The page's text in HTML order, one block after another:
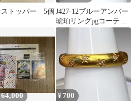
ストッパー 5個 J427-12ブルーアンバー
琥珀リングpgコーティ
ングフリーサイズ
64,000 ¥700